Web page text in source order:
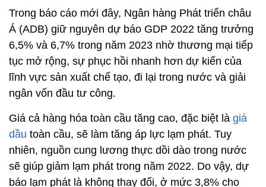
Trong báo cáo mới đây, Ngân hàng Phát triển châu
Á (ADB) giữ nguyên dự báo GDP 2022 tăng trưởng
6,5% và 6,7% trong năm 2023 nhờ thương mại tiếp
tục mở rộng, sự phục hồi nhanh hơn dự kiến của
lĩnh vực sản xuất chế tạo, đi lại trong nước và giải
ngân vốn đầu tư công.
Giá cả hàng hóa toàn cầu tăng cao, đặc biệt là giá
dầu toàn cầu, sẽ làm tăng áp lực lạm phát. Tuy
nhiên, nguồn cung lương thực dồi dào trong nước
sẽ giúp giảm lạm phát trong năm 2022. Do vậy, dự
báo lạm phát là không thay đổi, ở mức 3,8% cho